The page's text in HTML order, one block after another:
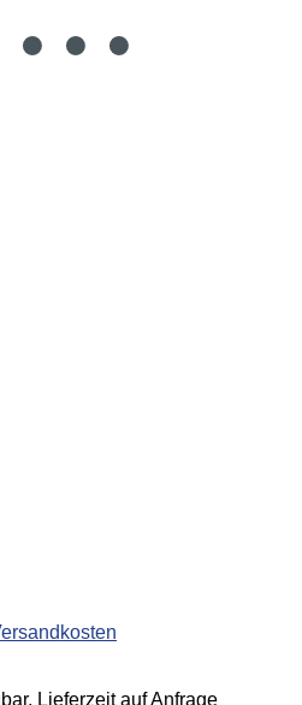
Lieferzeit auf Anfrage